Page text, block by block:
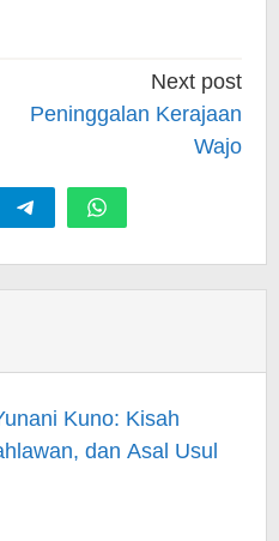
Next post
Peninggalan Kerajaan
Wajo
Kuno: Kisah
dan Asal Usul